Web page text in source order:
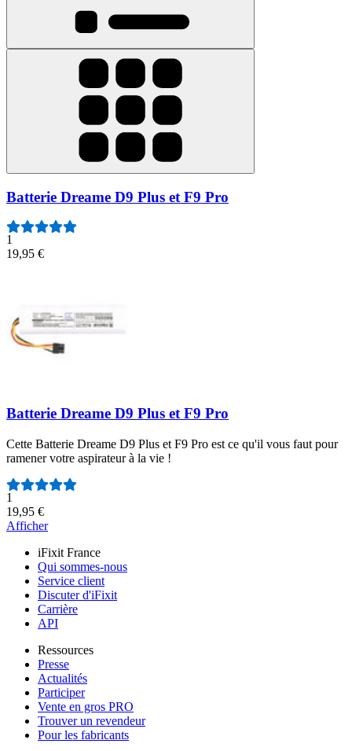
Batterie Dreame D9 Plus et F9 Pro
1
19,95 €
Batterie Dreame D9 Plus et F9 Pro
Cette Batterie Dreame D9 Plus et F9 Pro est ce qu'il vous faut pour
ramener votre aspirateur à la vie !
Nombre d'avis :
1
19,95 €
Afficher
iFixit France
Qui sommes-nous
Service client
Discuter d'iFixit
Carrière
API
Ressources
Presse
Actualités
Participer
Vente en gros PRO
Trouver un revendeur
Pour les fabricants